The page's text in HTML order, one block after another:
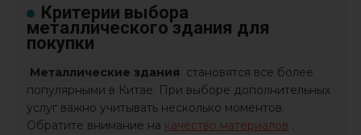
Критерии выбора
металлического здания для
покупки
Металлические здания становятся все более
популярными в Китае. При выборе дополнительных
услуг важно учитывать несколько моментов.
Обратите внимание на качество материалов .